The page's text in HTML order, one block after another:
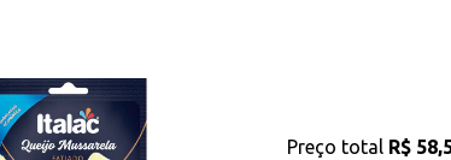
Preço total R$